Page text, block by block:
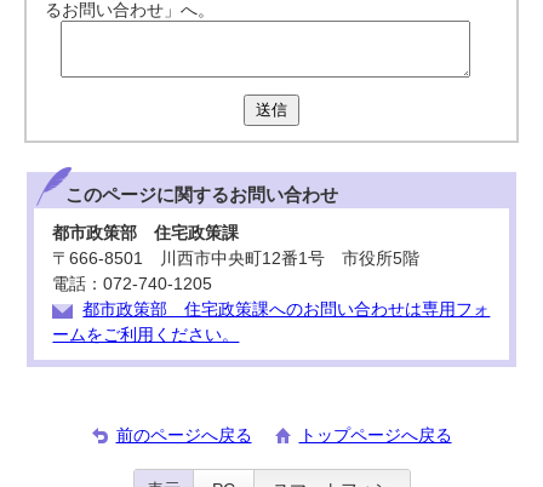
るお問い合わせ」へ。
送信
このページに関するお問い合わせ
都市政策部 住宅政策課
〒666-8501 川西市中央町12番1号 市役所5階
電話：072-740-1205
都市政策部 住宅政策課へのお問い合わせは専用フォ
ームをご利用ください。
前のページへ戻る トップページへ戻る